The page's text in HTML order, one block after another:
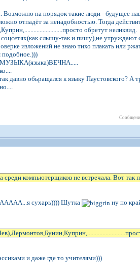
на порядок такие люди - будущее
отпадёт за ненадобностью. Тогда
обретут неликвид.
слышу-так и пишу),не
изложений не знаю тихо плакать или
подобное.)))
МУЗЫКА(языка)ВЕЧНА.....
давно обьращался к языку Паустовского? А
компьютерщиков не встречала. Вот так
сухарь)))) Шутка
ну по
и даже где то учителями)))